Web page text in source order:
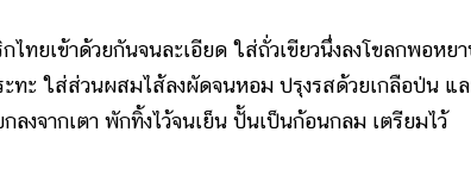
ยเข้าด้วยกันจนละเอียด ใส่ถั่วเขียวนึ่งลงโขลกพอหย
ะ ใส่ส่วนผสมไส้ลงผัดจนหอม ปรุงรสด้วยเกลือป่น แ
ลงจากเตา พักทิ้งไว้จนเย็น ปั้นเป็นก้อนกลม เตรียมไว้